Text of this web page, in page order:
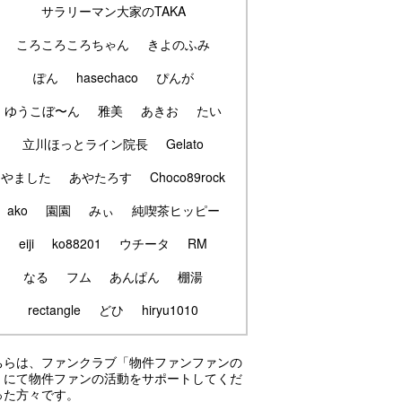
サラリーマン大家のTAKA
ころころころちゃん
きよのふみ
ぽん
hasechaco
ぴんが
ゆうこぼ〜ん
雅美 あきお
たい
立川ほっとライン院長
Gelato
やました
あやたろす
Choco89rock
ako
園園 みぃ
純喫茶ヒッピー
eiji
ko88201 ウチータ
RM
なる
フム あんぱん
棚湯
rectangle
どひ hiryu1010
らは、ファンクラブ「物件ファンファンの
にて物件ファンの活動をサポートしてくだ
方々です。